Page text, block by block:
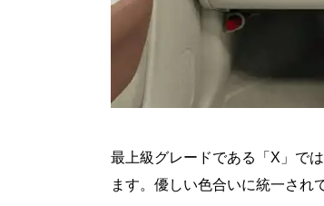
最上級グレードである「X」で
ます。優しい色合いに統一され